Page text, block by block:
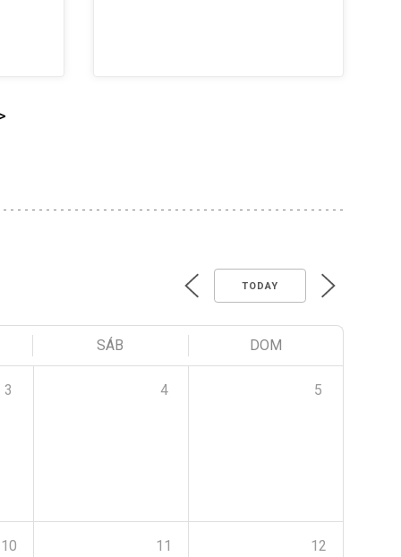
TODAY
SÁB DOM
3 4 5
10 11 12